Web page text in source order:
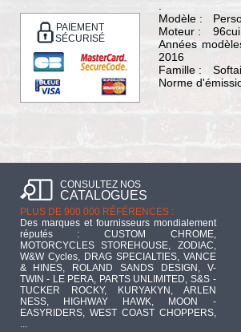
PAIEMENT
SÉCURISÉ
Modèle :
Moteur :
96cui
Années
2016
Famille :
Norme
CONSULTEZ NOS
CATALOGUES
PLUS DE 900 000 RÉFÉRENCES :
Des marques et fournisseurs mondialement
réputés : CUSTOM CHROME,
MOTORCYCLES STOREHOUSE, ZODIAC,
W&W Cycles, DRAG SPECIALTIES, VANCE
& HINES, ROLAND SANDS DESIGN, V-
TWIN - LE PERA, PARTS UNLIMITED, S&S -
TUCKER ROCKY, KURYAKYN, ARLEN
NESS, HIGHWAY HAWK, MOON -
EASYRIDERS, WEST COAST CHOPPERS,